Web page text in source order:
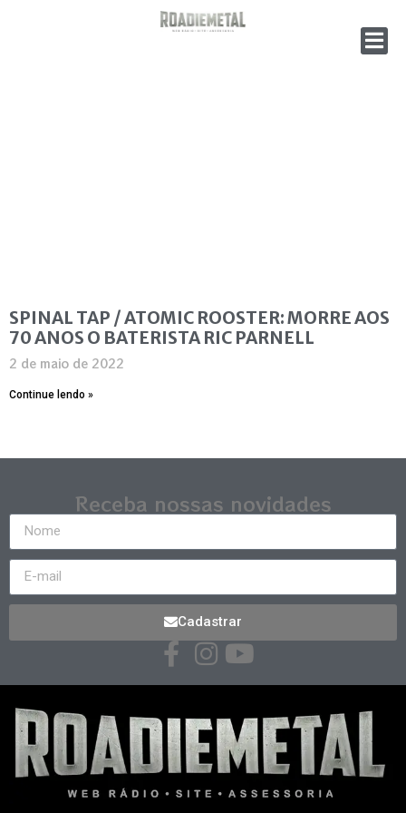
SPINAL TAP / ATOMIC ROOSTER: MORRE AOS
70 ANOS O BATERISTA RIC PARNELL
2 de maio de 2022
Continue lendo »
Receba nossas novidades
Cadastrar